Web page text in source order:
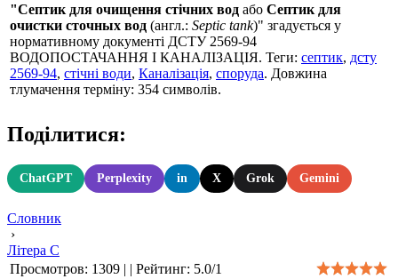
"Септик для очищення стічних вод або Септик для
очистки сточных вод (англ.: Septic tank)" згадується у
нормативному документі ДСТУ 2569-94
ВОДОПОСТАЧАННЯ І КАНАЛІЗАЦІЯ. Теги: септик, дсту
2569-94, стічні води, Каналізація, споруда. Довжина
тлумачення терміну: 354 символів.
Поділитися:
ChatGPT Perplexity in X Grok Gemini
Словник
›
Літера С
Просмотров: 1309 | | Рейтинг: 5.0/1